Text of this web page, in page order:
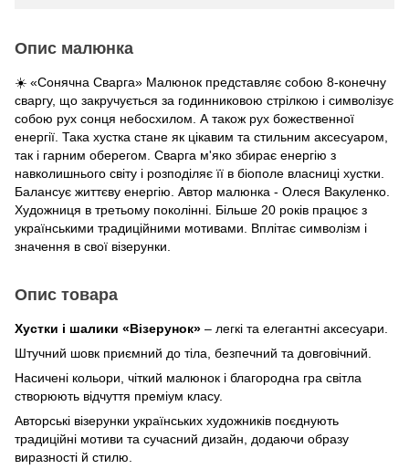
Опис малюнка
☀️ «Сонячна Сварга» Малюнок представляє собою 8-конечну
сваргу, що закручується за годинниковою стрілкою і символізує
собою рух сонця небосхилом. А також рух божественної
енергії. Така хустка стане як цікавим та стильним аксесуаром,
так і гарним оберегом. Сварга м'яко збирає енергію з
навколишнього світу і розподіляє її в біополе власниці хустки.
Балансує життєву енергію. Автор малюнка - Олеся Вакуленко.
Художниця в третьому поколінні. Більше 20 років працює з
українськими традиційними мотивами. Вплітає символізм і
значення в свої візерунки.
Опис товара
Хустки і шалики «Візерунок» – легкі та елегантні аксесуари.
Штучний шовк приємний до тіла, безпечний та довговічний.
Насичені кольори, чіткий малюнок і благородна гра світла
створюють відчуття преміум класу.
Авторські візерунки українських художників поєднують
традиційні мотиви та сучасний дизайн, додаючи образу
виразності й стилю.